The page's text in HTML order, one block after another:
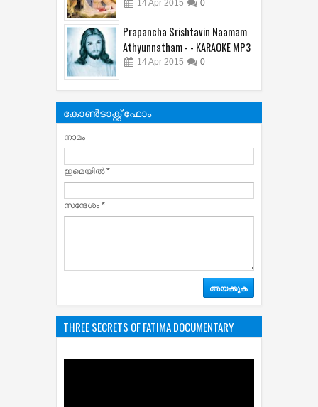
14Apr 2015 0
Prapancha Srishtavin Naamam
Athyunnatham - - KARAOKE MP3
14Apr 2015 0
കോൺടാക്റ്റ് ഫോം
നാമം
ഇമെയില്‍*
സന്ദേശം *
THREE SECRETS OF FATIMA DOCUMENTARY